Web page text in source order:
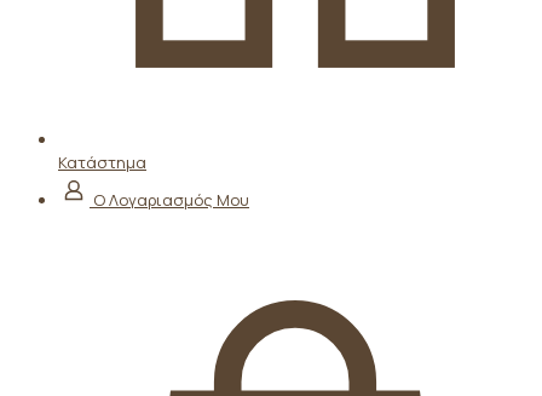
Κατάστημα
Ο Λογαριασμός Μου